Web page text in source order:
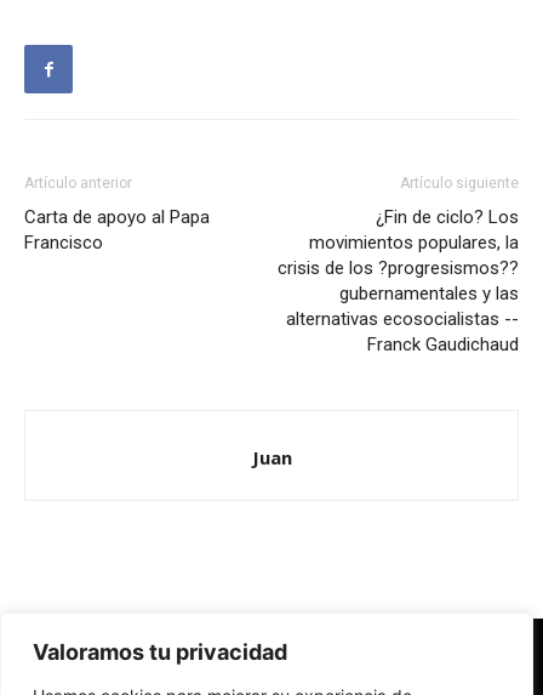
Valoramos tu privacidad
Artículo anterior
Carta de apoyo al Papa
Francisco
Artículo siguiente
¿Fin de ciclo? Los
movimientos populares, la
crisis de los ?progresismos??
gubernamentales y las
alternativas ecosocialistas --
Franck Gaudichaud
Juan
Redes Cristianas